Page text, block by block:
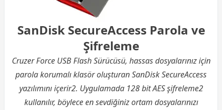
SanDisk SecureAccess Parola ve
Şifreleme
Cruzer Force USB Flash Sürücüsü, hassas dosyalarınız için
parola korumalı klasör oluşturan SanDisk SecureAccess
yazılımını içerir2. Uygulamada 128 bit AES şifreleme2
kullanılır, böylece en sevdiğiniz ortam dosyalarınızı